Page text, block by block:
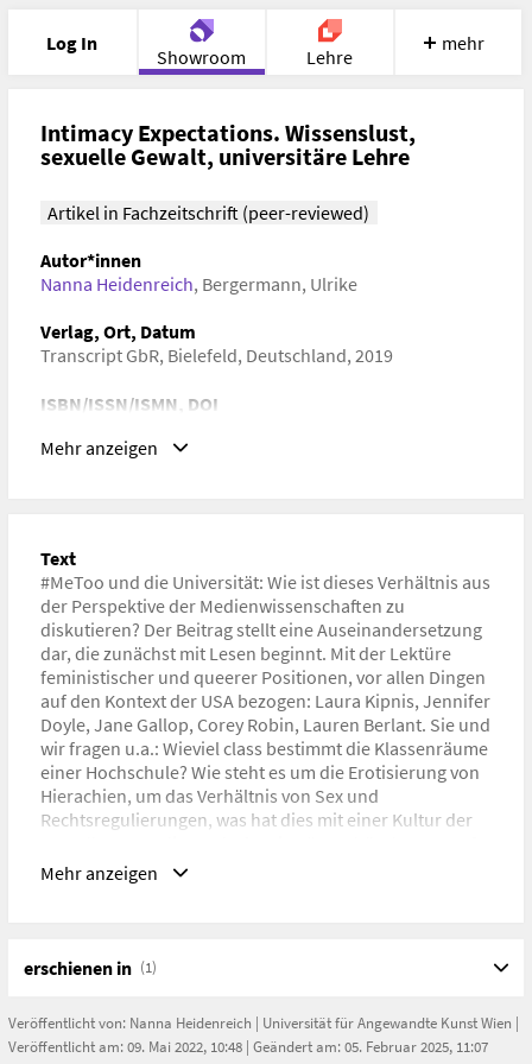
Log In
Showroom Lehre
Portfolio Image Cloud
mehr
Intimacy Expectations. Wissenslust,
sexuelle Gewalt, universitäre Lehre
Artikel in Fachzeitschrift (peer-reviewed)
Autor*innen
Nanna Heidenreich, Bergermann, Ulrike
Verlag, Ort, Datum
Transcript GbR, Bielefeld, Deutschland, 2019
ISBN/ISSN/ISMN, DOI
Mehr anzeigen
Text
#MeToo und die Universität: Wie ist dieses Verhältnis aus
der Perspektive der Medienwissenschaften zu
diskutieren? Der Beitrag stellt eine Auseinandersetzung
dar, die zunächst mit Lesen beginnt. Mit der Lektüre
feministischer und queerer Positionen, vor allen Dingen
auf den Kontext der USA bezogen: Laura Kipnis, Jennifer
Doyle, Jane Gallop, Corey Robin, Lauren Berlant. Sie und
wir fragen u.a.: Wieviel class bestimmt die Klassenräume
einer Hochschule? Wie steht es um die Erotisierung von
Hierachien, um das Verhältnis von Sex und
Rechtsregulierungen, was hat dies mit einer Kultur der
Zur Verhandlung gestellt wird dabei die Frage nach dem
Ort des Schreibens und das ‹Wir›: Welchen Unterschied
verhandeln? Welche Unterschiede (oder
Band, Seiten
Mehr anzeigen
erschienen in (1)
Veröffentlicht von: Nanna Heidenreich | Universität für Angewandte Kunst Wien |
Veröffentlicht am: 09. Mai 2022, 10:48 | Geändert am: 05. Februar 2025, 11:07